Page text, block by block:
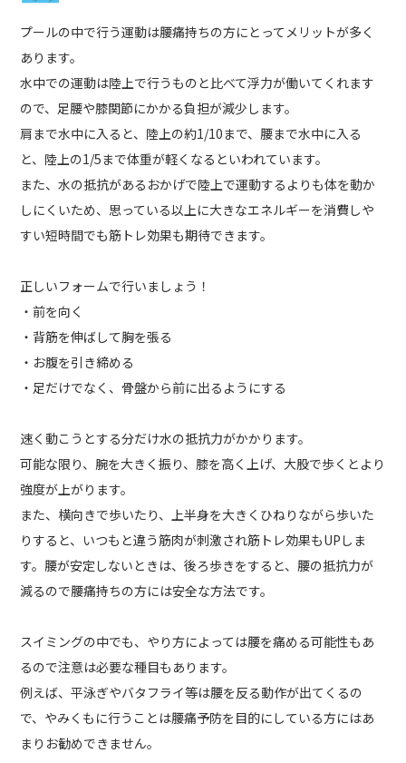
プールの中で行う運動は腰痛持ちの方にとってメリットが多く
あります。
水中での運動は陸上で行うものと比べて浮力が働いてくれます
ので、足腰や膝関節にかかる負担が減少します。
肩まで水中に入ると、陸上の約1/10まで、腰まで水中に入る
と、陸上の1/5まで体重が軽くなるといわれています。
また、水の抵抗があるおかげで陸上で運動するよりも体を動か
しにくいため、思っている以上に大きなエネルギーを消費しや
すい短時間でも筋トレ効果も期待できます。
正しいフォームで行いましょう！
・前を向く
・背筋を伸ばして胸を張る
・お腹を引き締める
・足だけでなく、骨盤から前に出るようにする
速く動こうとする分だけ水の抵抗力がかかります。
可能な限り、腕を大きく振り、膝を高く上げ、大股で歩くとより
強度が上がります。
また、横向きで歩いたり、上半身を大きくひねりながら歩いた
りすると、いつもと違う筋肉が刺激され筋トレ効果もUPしま
す。腰が安定しないときは、後ろ歩きをすると、腰の抵抗力が
減るので腰痛持ちの方には安全な方法です。
スイミングの中でも、やり方によっては腰を痛める可能性もあ
るので注意は必要な種目もあります。
例えば、平泳ぎやバタフライ等は腰を反る動作が出てくるの
で、やみくもに行うことは腰痛予防を目的にしている方にはあ
まりお勧めできません。